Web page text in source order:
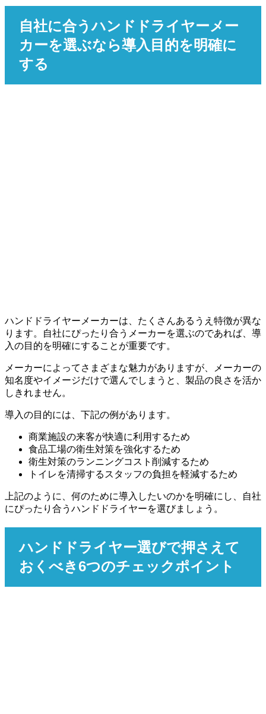
自社に合うハンドドライヤーメー
カーを選ぶなら導入目的を明確に
する
ハンドドライヤーメーカーは、たくさんあるうえ特徴が異な
ります。自社にぴったり合うメーカーを選ぶのであれば、導
入の目的を明確にすることが重要です。
メーカーによってさまざまな魅力がありますが、メーカーの
知名度やイメージだけで選んでしまうと、製品の良さを活か
しきれません。
導入の目的には、下記の例があります。
商業施設の来客が快適に利用するため
食品工場の衛生対策を強化するため
衛生対策のランニングコスト削減するため
トイレを清掃するスタッフの負担を軽減するため
上記のように、何のために導入したいのかを明確にし、自社
にぴったり合うハンドドライヤーを選びましょう。
ハンドドライヤー選びで押さえて
おくべき6つのチェックポイント